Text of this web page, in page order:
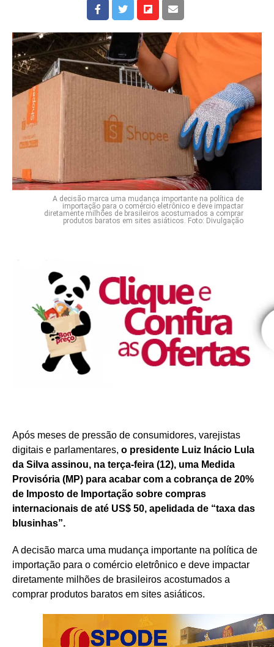
A decisão marca uma mudança importante na política de
importação para o comércio eletrônico e deve impactar
diretamente milhões de brasileiros acostumados a comprar
produtos baratos em sites asiáticos. Foto: Divulgação
Após meses de pressão de consumidores, varejistas
digitais e parlamentares, o presidente Luiz Inácio Lula
da Silva assinou, na terça-feira (12), uma Medida
Provisória (MP) para acabar com a cobrança de 20%
de Imposto de Importação sobre compras
internacionais de até US$ 50, apelidada de “taxa das
blusinhas”.
A decisão marca uma mudança importante na política de
importação para o comércio eletrônico e deve impactar
diretamente milhões de brasileiros acostumados a
comprar produtos baratos em sites asiáticos.